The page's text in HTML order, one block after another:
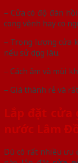
– Cửa có độ đàn
cong vênh hay co
– Trọng lượng cửa
nếu sử dụng lâu.
– Cách âm và mùi
– Giá thành rẻ và
Lắp đặt cửa
nước Lâm
Dù có rất nhiều